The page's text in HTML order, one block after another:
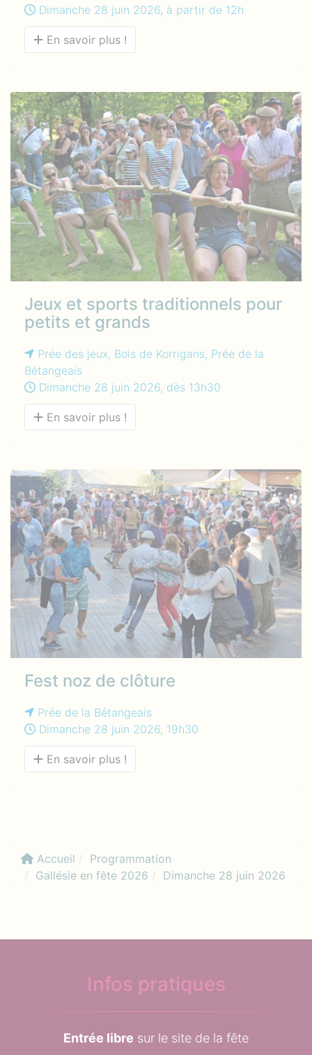
Dimanche 28 juin 2026, à partir de 12h
En savoir plus !
Jeux et sports traditionnels pour
petits et grands
Prée des jeux, Bois de Korrigans, Prée de la
Bétangeais
Dimanche 28 juin 2026, dès 13h30
En savoir plus !
Fest noz de clôture
Prée de la Bétangeais
Dimanche 28 juin 2026, 19h30
En savoir plus !
Accueil
Programmation
Gallésie en fête 2026
Dimanche 28 juin 2026
Infos pratiques
Entrée libre sur le site de la fête